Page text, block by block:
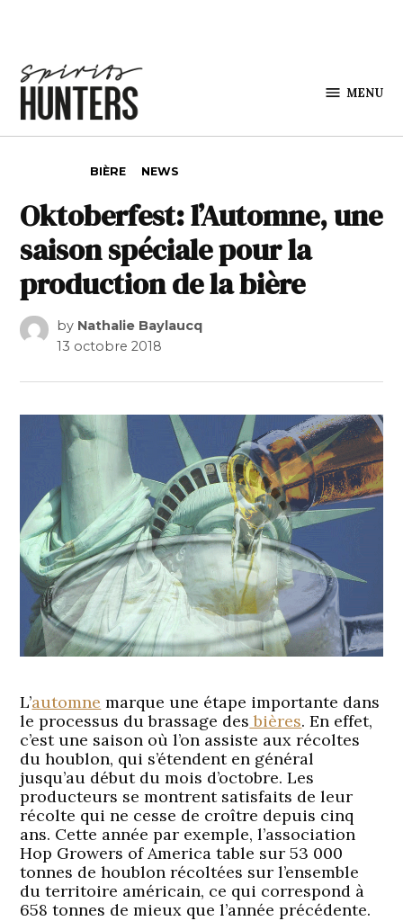
MENU
BIÈRE NEWS
Oktoberfest: l’Automne, une
saison spéciale pour la
production de la bière
by Nathalie Baylaucq
13 octobre 2018
L’automne marque une étape importante dans
le processus du brassage des bières. En effet,
c’est une saison où l’on assiste aux récoltes
du houblon, qui s’étendent en général
jusqu’au début du mois d’octobre. Les
producteurs se montrent satisfaits de leur
récolte qui ne cesse de croître depuis cinq
ans. Cette année par exemple, l’association
Hop Growers of America table sur 53 000
tonnes de houblon récoltées sur l’ensemble
du territoire américain, ce qui correspond à
658 tonnes de mieux que l’année précédente.